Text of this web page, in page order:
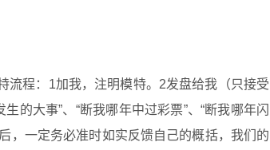
流程：1加我，注明模特。2发盘给我（只接受
的大事”、“断我哪年中过彩票”、“断我哪年闪
，一定务必准时如实反馈自己的概括，我们的